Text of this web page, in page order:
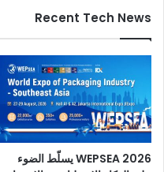
Recent Tech News
WEPSEA 2026 يسلّط الضوء